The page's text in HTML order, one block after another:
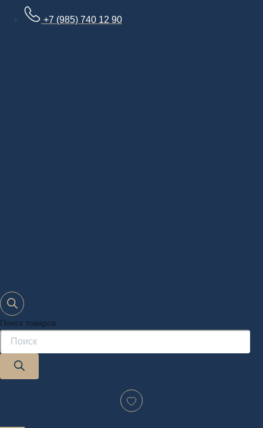
+7 (985) 740 12 90
Поиск товаров
Дизайн-проект "под ключ" в Москве